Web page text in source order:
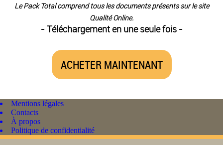
Le Pack Total comprend tous les documents présents sur le site
Qualité Online.
- Téléchargement en une seule fois -
ACHETER MAINTENANT
Mentions légales
Contacts
À propos
Politique de confidentialité